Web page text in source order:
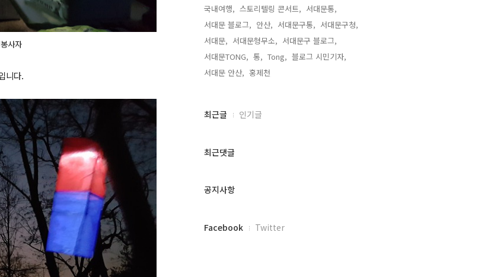
사자
니다.
국내여행, 스토리텔링 콘서트, 서대문통,
서대문 블로그, 안산, 서대문구통, 서대문구청,
서대문, 서대문형무소, 서대문구 블로그,
서대문TONG, 통, Tong, 블로그 시민기자,
서대문 안산, 홍제천,
최
과
글
최근글 인기글
최근댓글
공지사항
페
Facebook Twitter